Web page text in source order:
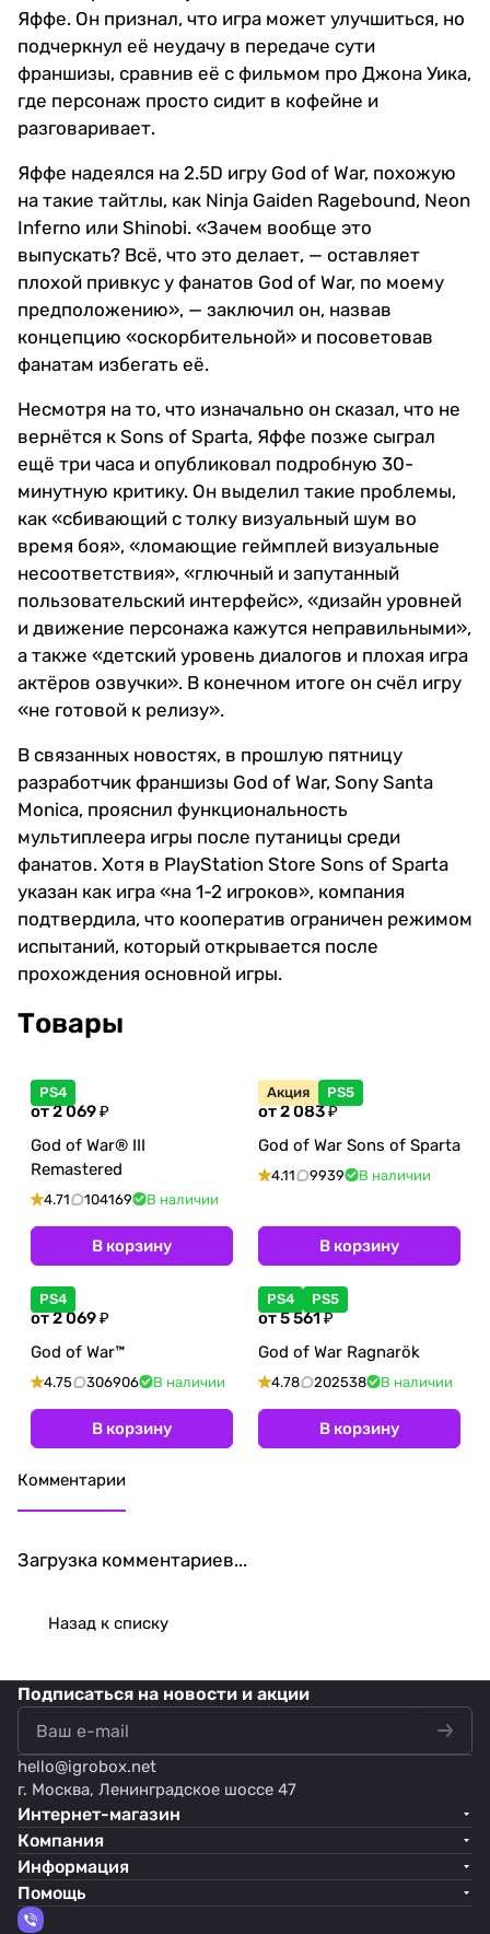
Яффе. Он признал, что игра может улучшиться, но
подчеркнул её неудачу в передаче сути
франшизы, сравнив её с фильмом про Джона Уика,
где персонаж просто сидит в кофейне и
разговаривает.
Яффе надеялся на 2.5D игру God of War, похожую
на такие тайтлы, как Ninja Gaiden Ragebound, Neon
Inferno или Shinobi. «Зачем вообще это
выпускать? Всё, что это делает, — оставляет
плохой привкус у фанатов God of War, по моему
предположению», — заключил он, назвав
концепцию «оскорбительной» и посоветовав
фанатам избегать её.
Несмотря на то, что изначально он сказал, что не
вернётся к Sons of Sparta, Яффе позже сыграл
ещё три часа и опубликовал подробную 30-
минутную критику. Он выделил такие проблемы,
как «сбивающий с толку визуальный шум во
время боя», «ломающие геймплей визуальные
несоответствия», «глючный и запутанный
пользовательский интерфейс», «дизайн уровней
и движение персонажа кажутся неправильными»,
а также «детский уровень диалогов и плохая игра
актёров озвучки». В конечном итоге он счёл игру
«не готовой к релизу».
В связанных новостях, в прошлую пятницу
разработчик франшизы God of War, Sony Santa
Monica, прояснил функциональность
мультиплеера игры после путаницы среди
фанатов. Хотя в PlayStation Store Sons of Sparta
указан как игра «на 1-2 игроков», компания
подтвердила, что кооператив ограничен режимом
испытаний, который открывается после
прохождения основной игры.
Товары
PS4
от 2 069 ₽
God of War® III
Remastered
4.71 104169 В наличии
В корзину
Акция PS5
от 2 083 ₽
God of War Sons of Sparta
4.11 9939 В наличии
В корзину
PS4
от 2 069 ₽
God of War™
4.75 306906 В наличии
В корзину
PS4 PS5
от 5 561 ₽
God of War Ragnarök
4.78 202538 В наличии
В корзину
Комментарии
Загрузка комментариев...
Назад к списку
Подписаться на новости и акции
hello@igrobox.net
г. Москва, Ленинградское шоссе 47
Интернет-магазин
Компания
Информация
Помощь